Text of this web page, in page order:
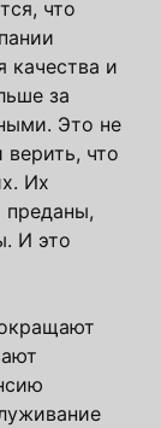
что
качества и
за
Это не
что
Их
преданы,
И это